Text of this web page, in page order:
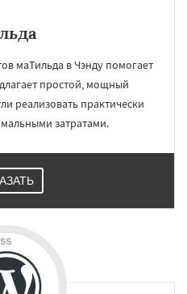
маТильда в Чэнду помогает
простой, мощный
реализовать практически
затратами.